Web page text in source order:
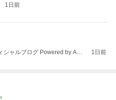
1日前
シャルブログ Powered by Ame
1日前